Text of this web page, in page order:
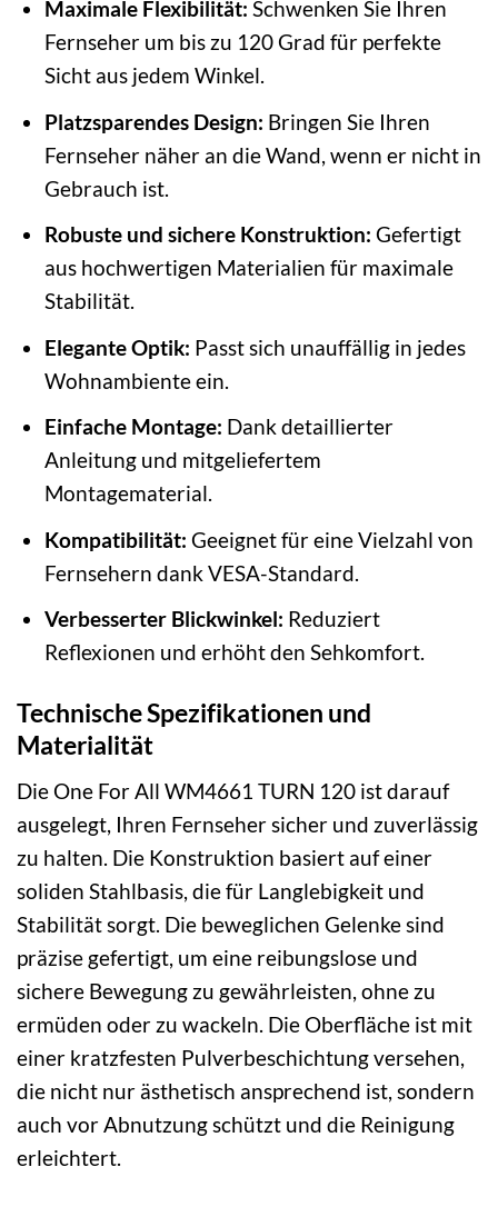
Maximale Flexibilität: Schwenken Sie Ihren
Fernseher um bis zu 120 Grad für perfekte
Sicht aus jedem Winkel.
Platzsparendes Design: Bringen Sie Ihren
Fernseher näher an die Wand, wenn er nicht in
Gebrauch ist.
Robuste und sichere Konstruktion: Gefertigt
aus hochwertigen Materialien für maximale
Stabilität.
Elegante Optik: Passt sich unauffällig in jedes
Wohnambiente ein.
Einfache Montage: Dank detaillierter
Anleitung und mitgeliefertem
Montagematerial.
Kompatibilität: Geeignet für eine Vielzahl von
Fernsehern dank VESA-Standard.
Verbesserter Blickwinkel: Reduziert
Reflexionen und erhöht den Sehkomfort.
Technische Spezifikationen und
Materialität
Die One For All WM4661 TURN 120 ist darauf
ausgelegt, Ihren Fernseher sicher und zuverlässig
zu halten. Die Konstruktion basiert auf einer
soliden Stahlbasis, die für Langlebigkeit und
Stabilität sorgt. Die beweglichen Gelenke sind
präzise gefertigt, um eine reibungslose und
sichere Bewegung zu gewährleisten, ohne zu
ermüden oder zu wackeln. Die Oberfläche ist mit
einer kratzfesten Pulverbeschichtung versehen,
die nicht nur ästhetisch ansprechend ist, sondern
auch vor Abnutzung schützt und die Reinigung
erleichtert.